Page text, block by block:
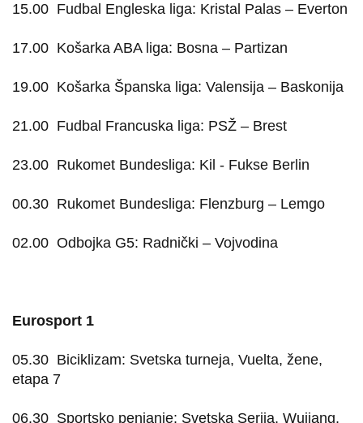
15.00 Fudbal Engleska liga: Kristal Palas – Everton
17.00 Košarka ABA liga: Bosna – Partizan
19.00 Košarka Španska liga: Valensija – Baskonija
21.00 Fudbal Francuska liga: PSŽ – Brest
23.00 Rukomet Bundesliga: Kil - Fukse Berlin
00.30 Rukomet Bundesliga: Flenzburg – Lemgo
02.00 Odbojka G5: Radnički – Vojvodina
Eurosport 1
05.30 Biciklizam: Svetska turneja, Vuelta, žene,
etapa 7
06.30 Sportsko penjanje: Svetska Serija, Wujiang,